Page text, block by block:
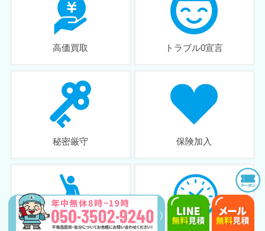
高価買取 トラブル0宣言
秘密厳守 保険加入